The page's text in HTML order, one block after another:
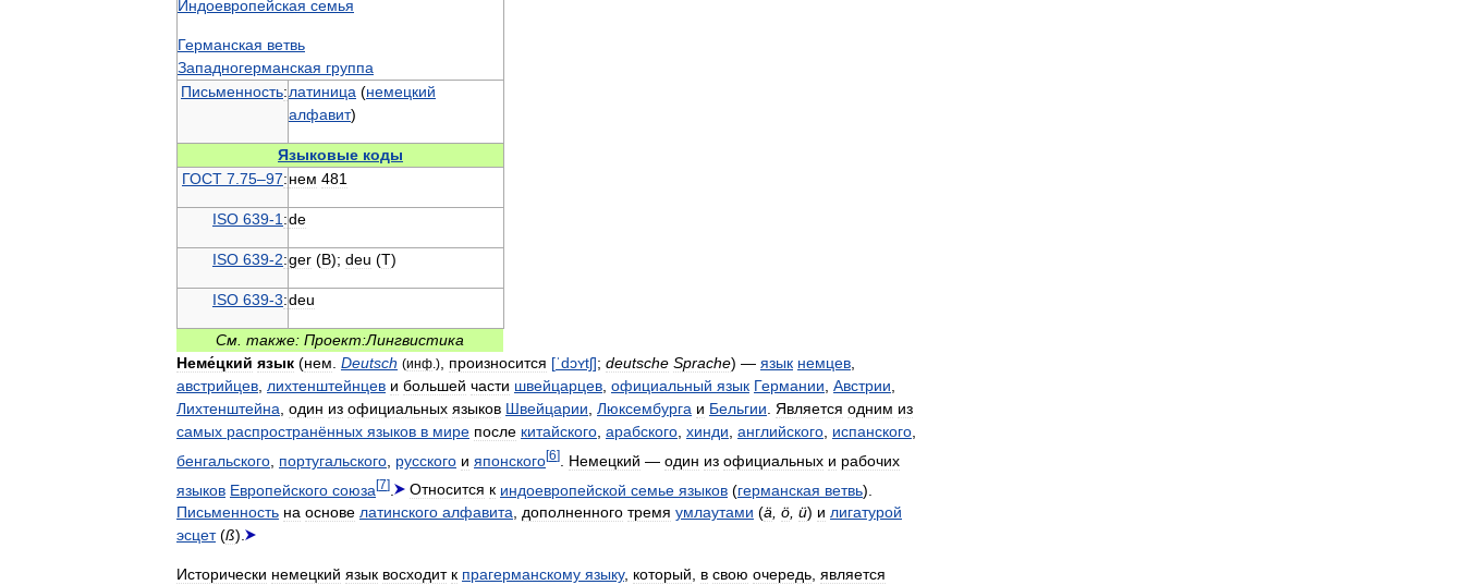
Индоевропейская семья
Германская ветвь
Западногерманская группа
Письменность:латиница (немецкий
алфавит)
Языковые коды
ГОСТ 7 75–97:нем 481
ISO 639-1 :de
ISO 639-2:ger (B); deu (T)
ISO 639-3:deu
См также: Проект:Лингвистика
Неме́цкий язык (нем Deutsch (инф .) произносится [ˈdɔʏtʃ]; deutsche Sprache) — язык немцев
австрийцев лихтенштейнцев и большей части швейцарцев официальный язык Германии Австрии
Лихтенштейна один из официальных языков Швейцарии Люксембурга и Бельгии Является одним из
самых распространённых языков в мире после китайского арабского хинди английского испанского
бенгальского португальского русского и японского[6] Немецкий — один из официальных и рабочих
языков Европейского союза[7] Относится к индоевропейской семье языков (германская ветвь).
Письменность на основе латинского алфавита, дополненного тремя умлаутами (ä, ö, ü) и лигатурой
эсцет(ß).
Исторически немецкий язык восходит к прагерманскому языку, который, в свою очередь, является